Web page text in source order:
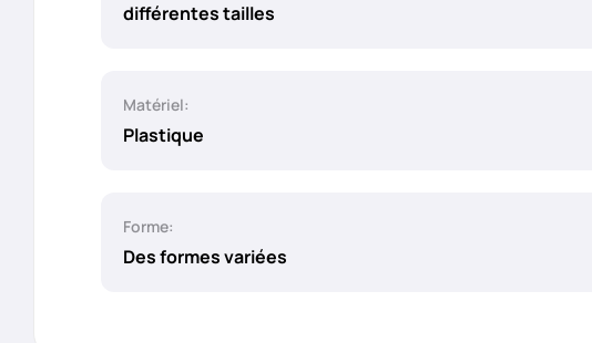
différentes tailles
Matériel:
Plastique
Forme:
Des formes variées